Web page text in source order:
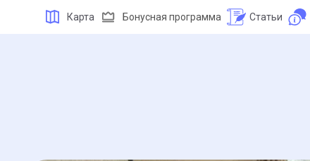
Карта Бонусная программа Статьи